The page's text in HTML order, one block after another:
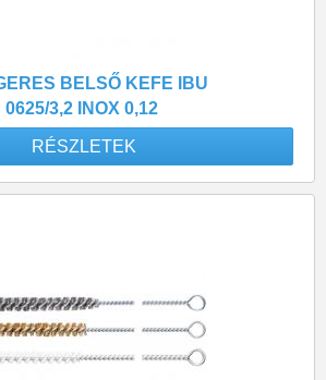
BELSŐ KEFE IBU
0625/3,2 INOX 0,12
RÉSZLETEK